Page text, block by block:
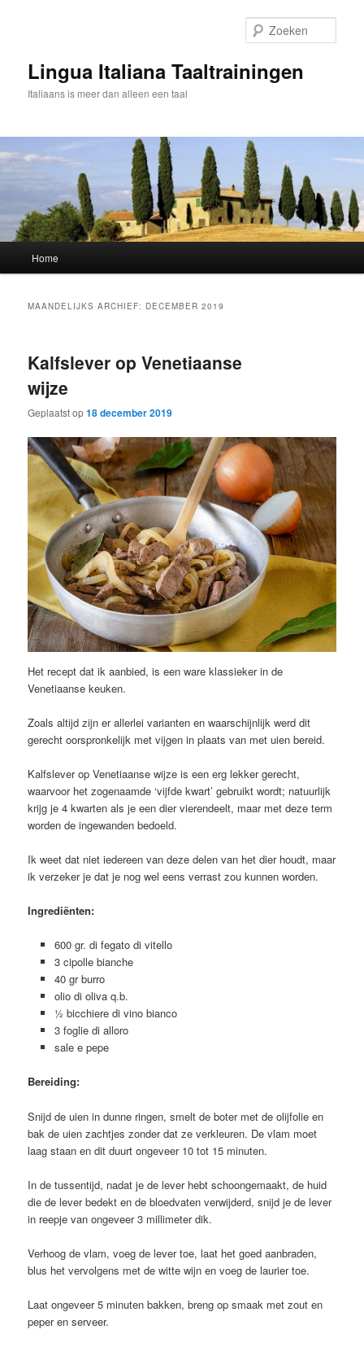
inhoud
inhoudLingua Italiana Taaltrainingen
Italiaans is meer dan alleen een taal
Home
MAANDELIJKS ARCHIEF: DECEMBER 2019
Kalfslever op Venetiaanse
wijze
Geplaatst op18 december 2019
Het recept dat ik aanbied, is een ware klassieker in de
Venetiaanse keuken.
Zoals altijd zijn er allerlei varianten en waarschijnlijk werd dit
gerecht oorspronkelijk met vijgen in plaats van met uien bereid.
Kalfslever op Venetiaanse wijze is een erg lekker gerecht,
waarvoor het zogenaamde ‘vijfde kwart’ gebruikt wordt; natuurlijk
krijg je 4 kwarten als je een dier vierendeelt, maar met deze term
worden de ingewanden bedoeld.
Ik weet dat niet iedereen van deze delen van het dier houdt, maar
ik verzeker je dat je nog wel eens verrast zou kunnen worden.
Ingrediënten:
600 gr. di fegato di vitello
3 cipolle bianche
40 gr burro
olio di oliva q.b.
½ bicchiere di vino bianco
3 foglie di alloro
sale e pepe
Bereiding:
Snijd de uien in dunne ringen, smelt de boter met de olijfolie en
bak de uien zachtjes zonder dat ze verkleuren. De vlam moet
laag staan en dit duurt ongeveer 10 tot 15 minuten.
In de tussentijd, nadat je de lever hebt schoongemaakt, de huid
die de lever bedekt en de bloedvaten verwijderd, snijd je de lever
in reepje van ongeveer 3 millimeter dik.
Verhoog de vlam, voeg de lever toe, laat het goed aanbraden,
blus het vervolgens met de witte wijn en voeg de laurier toe.
Laat ongeveer 5 minuten bakken, breng op smaak met zout en
peper en serveer.